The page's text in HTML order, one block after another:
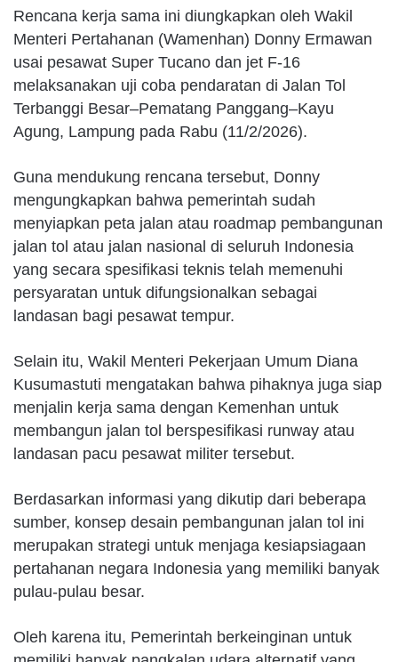
Rencana kerja sama ini diungkapkan oleh Wakil
Menteri Pertahanan (Wamenhan) Donny Ermawan
usai pesawat Super Tucano dan jet F-16
melaksanakan uji coba pendaratan di Jalan Tol
Terbanggi Besar–Pematang Panggang–Kayu
Agung, Lampung pada Rabu (11/2/2026).
Guna mendukung rencana tersebut, Donny
mengungkapkan bahwa pemerintah sudah
menyiapkan peta jalan atau roadmap pembangunan
jalan tol atau jalan nasional di seluruh Indonesia
yang secara spesifikasi teknis telah memenuhi
persyaratan untuk difungsionalkan sebagai
landasan bagi pesawat tempur.
Selain itu, Wakil Menteri Pekerjaan Umum Diana
Kusumastuti mengatakan bahwa pihaknya juga siap
menjalin kerja sama dengan Kemenhan untuk
membangun jalan tol berspesifikasi runway atau
landasan pacu pesawat militer tersebut.
Berdasarkan informasi yang dikutip dari beberapa
sumber, konsep desain pembangunan jalan tol ini
merupakan strategi untuk menjaga kesiapsiagaan
pertahanan negara Indonesia yang memiliki banyak
pulau-pulau besar.
Oleh karena itu, Pemerintah berkeinginan untuk